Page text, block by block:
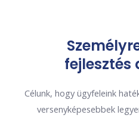
fejlesztés
Célunk, hogy ügyfeleink
versenyképesebbek